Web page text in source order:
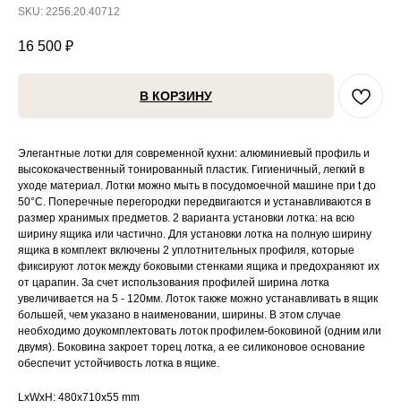
SKU: 2256.20.40712
16 500 ₽
В КОРЗИНУ
Элегантные лотки для современной кухни: алюминиевый профиль и
высококачественный тонированный пластик. Гигиеничный, легкий в
уходе материал. Лотки можно мыть в посудомоечной машине при t до
50°C. Поперечные перегородки передвигаются и устанавливаются в
размер хранимых предметов. 2 варианта установки лотка: на всю
ширину ящика или частично. Для установки лотка на полную ширину
ящика в комплект включены 2 уплотнительных профиля, которые
фиксируют лоток между боковыми стенками ящика и предохраняют их
от царапин. За счет использования профилей ширина лотка
увеличивается на 5 - 120мм. Лоток также можно устанавливать в ящик
большей, чем указано в наименовании, ширины. В этом случае
необходимо доукомплектовать лоток профилем-боковиной (одним или
двумя). Боковина закроет торец лотка, а ее силиконовое основание
обеспечит устойчивость лотка в ящике.
LxWxH: 480x710x55 mm